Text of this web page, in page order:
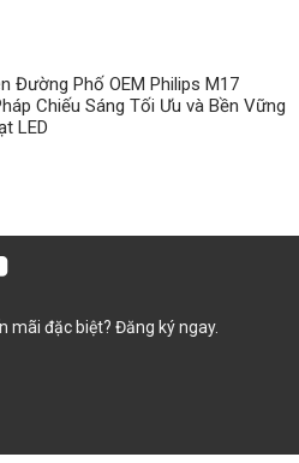
Đường Phố OEM Philips M17
Chiếu Sáng Tối Ưu và Bền Vững
LED
mãi đặc biệt? Đăng ký ngay.